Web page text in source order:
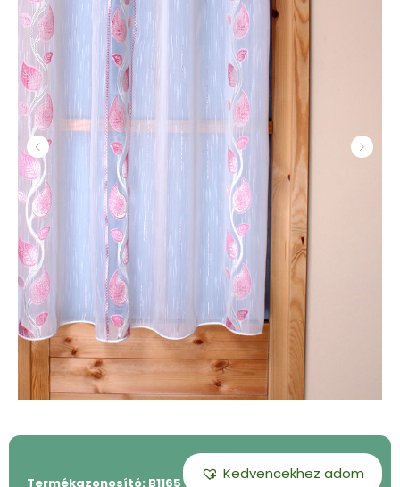
Kedvencekhez adom
Termékazonosító: B1165 - 220